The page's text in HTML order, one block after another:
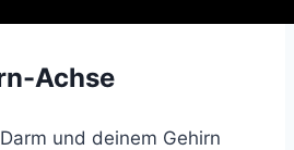
Achse
und deinem Gehirn